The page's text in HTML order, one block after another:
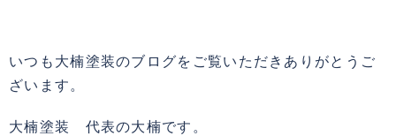
いつも大楠塗装のブログをご覧いただきありがとうご
ざいます。
大楠塗装 代表の大楠です。